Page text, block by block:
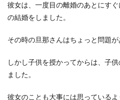
彼女は、一度目の離婚のあとにす
の結婚をしました。
その時の旦那さんはちょっと問題が
しかし子供を授かってからは、子
ました。
彼女のことも大事には思っているよ